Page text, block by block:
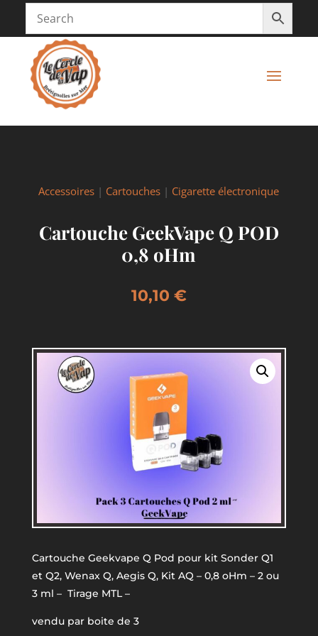
Accessoires | Cartouches | Cigarette électronique
Cartouche GeekVape Q POD
0,8 oHm
10,10 €
Cartouche Geekvape Q Pod pour kit Sonder Q1
et Q2, Wenax Q, Aegis Q, Kit AQ – 0,8 oHm – 2 ou
3 ml – Tirage MTL –
vendu par boite de 3